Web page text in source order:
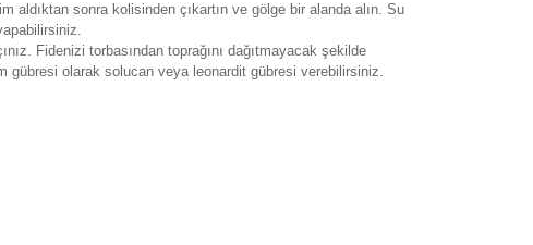
aldıktan sonra kolisinden çıkartın ve gölge bir alanda alın. Su
Fidenizi torbasından toprağını dağıtmayacak şekilde
gübresi olarak solucan veya leonardit gübresi verebilirsiniz.
tarafımıza iletebilirsiniz.